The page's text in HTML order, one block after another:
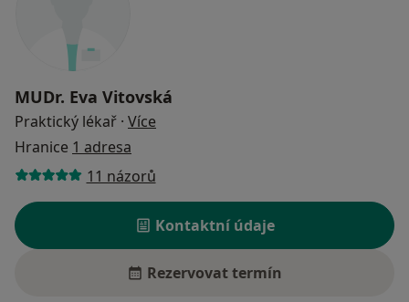
MUDr. Eva Vitovská
Praktický lékař · Více
Hranice 1 adresa
11 názorů
Kontaktní údaje
Rezervovat termín